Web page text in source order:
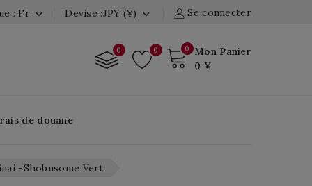
Se connecter
Devise :JPY (¥) 
: Fr 
0
Mon Panier
0 ¥
0
0
de douane
-shobusome Vert